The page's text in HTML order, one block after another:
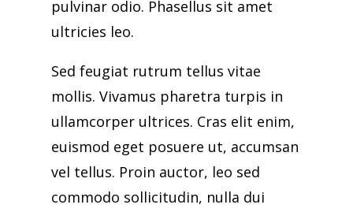
pulvinar odio. Phasellus sit amet
ultricies leo.
Sed feugiat rutrum tellus vitae
mollis. Vivamus pharetra turpis in
ullamcorper ultrices. Cras elit enim,
euismod eget posuere ut, accumsan
vel tellus. Proin auctor, leo sed
commodo sollicitudin, nulla dui